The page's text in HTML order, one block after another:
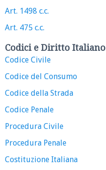
Art. 1498 c.c.
Art. 475 c.c.
Codici e Diritto Italiano
Codice Civile
Codice del Consumo
Codice della Strada
Codice Penale
Procedura Civile
Procedura Penale
Costituzione Italiana